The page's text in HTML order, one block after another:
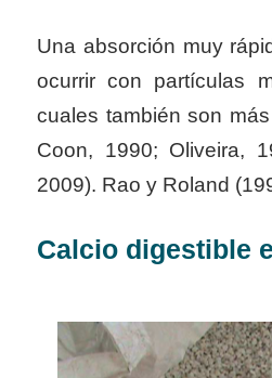
Una absorción muy
ocurrir con partículas
cuales también son
Coon, 1990; Oliveira,
2009). Rao y Roland
Calcio digestible